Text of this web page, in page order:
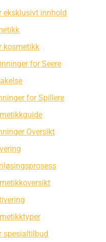
eksklusivt innhold
kosmetikk
for Seere
for Spillere
Oversikt
spesialtilbud